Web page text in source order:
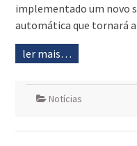
implementado um novo
automática que tornará a
ler mais…
Notícias